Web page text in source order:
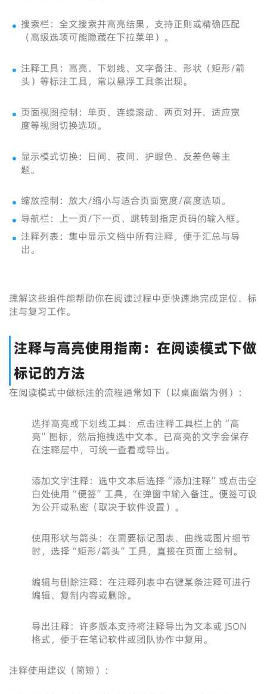
搜索栏：全文搜索并高亮结果，支持正则或精确匹配
（高级选项可能隐藏在下拉菜单）。
注释工具：高亮、下划线、文字备注、形状（矩形/箭
头）等标注工具，常以悬浮工具条出现。
页面视图控制：单页、连续滚动、两页对开、适应宽
度等视图切换选项。
显示模式切换：日间、夜间、护眼色、反差色等主
题。
缩放控制：放大/缩小与适合页面宽度/高度选项。
导航栏：上一页/下一页、跳转到指定页码的输入框。
注释列表：集中显示文档中所有注释，便于汇总与导
出。
理解这些组件能帮助你在阅读过程中更快速地完成定位、标
注与复习工作。
注释与高亮使用指南：在阅读模式下做
标记的方法
在阅读模式中做标注的流程通常如下（以桌面端为例）：
选择高亮或下划线工具：点击注释工具栏上的“高
亮”图标，然后拖拽选中文本。已高亮的文字会保存
在注释层中，可统一查看或导出。
添加文字注释：选中文本后选择“添加注释”或点击空
白处使用“便签”工具，在弹窗中输入备注。便签可设
为公开或私密（取决于软件设置）。
使用形状与箭头：在需要标记图表、曲线或图片细节
时，选择“矩形/箭头”工具，直接在页面上绘制。
编辑与删除注释：在注释列表中右键某条注释可进行
编辑、复制内容或删除。
导出注释：许多版本支持将注释导出为文本或 JSON
格式，便于在笔记软件或团队协作中复用。
注释使用建议（简短）：